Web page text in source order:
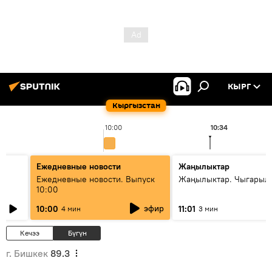
Кыргызстан
КЫРГ
10:00 10:34
Ежедневные новости
Ежедневные новости. Выпуск
10:00
10:00 4 мин эфир
Жаңылыктар
Жаңылыктар.
11:01 3 мин
Кечээ Бүгүн
г. Бишкек 89.3